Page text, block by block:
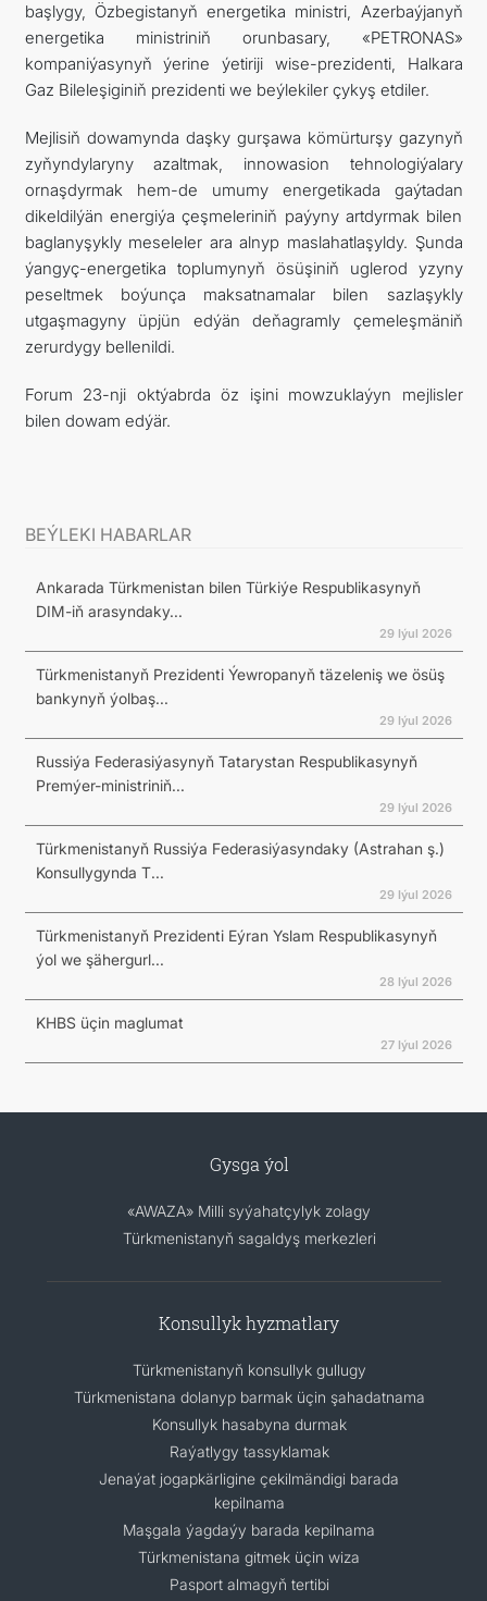
başlygy, Özbegistanyň energetika ministri, Azerbaýjanyň
energetika ministriniň orunbasary, «PETRONAS»
kompaniýasynyň ýerine ýetiriji wise-prezidenti, Halkara
Gaz Bileleşiginiň prezidenti we beýlekiler çykyş etdiler.
Mejlisiň dowamynda daşky gurşawa kömürturşy gazynyň
zyňyndylaryny azaltmak, innowasion tehnologiýalary
ornaşdyrmak hem-de umumy energetikada gaýtadan
dikeldilýän energiýa çeşmeleriniň paýyny artdyrmak bilen
baglanyşykly meseleler ara alnyp maslahatlaşyldy. Şunda
ýangyç-energetika toplumynyň ösüşiniň uglerod yzyny
peseltmek boýunça maksatnamalar bilen sazlaşykly
utgaşmagyny üpjün edýän deňagramly çemeleşmäniň
zerurdygy bellenildi.
Forum 23-nji oktýabrda öz işini mowzuklaýyn mejlisler
bilen dowam edýär.
BEÝLEKI HABARLAR
Ankarada Türkmenistan bilen Türkiýe Respublikasynyň
DIM-iň arasyndaky...
29 Iýul 2026
Türkmenistanyň Prezidenti Ýewropanyň täzeleniş we ösüş
bankynyň ýolbaş...
29 Iýul 2026
Russiýa Federasiýasynyň Tatarystan Respublikasynyň
Premýer-ministriniň...
29 Iýul 2026
Türkmenistanyň Russiýa Federasiýasyndaky (Astrahan ş.)
Konsullygynda T...
29 Iýul 2026
Türkmenistanyň Prezidenti Eýran Yslam Respublikasynyň
ýol we şähergurl...
28 Iýul 2026
KHBS üçin maglumat
27 Iýul 2026
Gysga ýol
«AWAZA» Milli syýahatçylyk zolagy
Türkmenistanyň sagaldyş merkezleri
Konsullyk hyzmatlary
Türkmenistanyň konsullyk gullugy
Türkmenistana dolanyp barmak üçin şahadatnama
Konsullyk hasabyna durmak
Raýatlygy tassyklamak
Jenaýat jogapkärligine çekilmändigi barada
kepilnama
Maşgala ýagdaýy barada kepilnama
Türkmenistana gitmek üçin wiza
Pasport almagyň tertibi